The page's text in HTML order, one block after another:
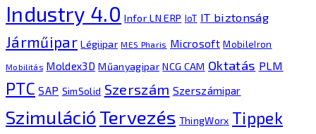
Industry 4.0 Infor LN ERP IoT IT biztonság
Járműipar Légiipar MES Pharis Microsoft MobileIron
Mobilitás Moldex3D Műanyagipar NCG CAM Oktatás PLM
PTC SAP SimSolid Szerszám Szerszámipar
Szimuláció Tervezés ThingWorx Tippek